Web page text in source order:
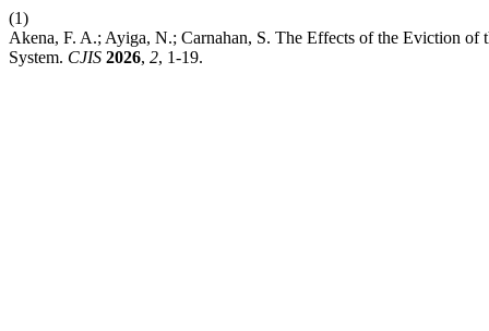
(1)
Akena, F. A.; Ayiga, N.; Carnahan, S. The Effects of the Eviction
System. CJIS 2026, 2, 1-19.